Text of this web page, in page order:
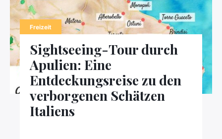
Freizeit
Sightseeing-Tour durch
Apulien: Eine
Entdeckungsreise zu den
verborgenen Schätzen
Italiens